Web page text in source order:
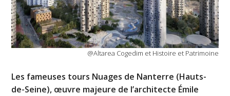
@Altarea Cogedim et Histoire et Patrimoine
Les fameuses tours Nuages de Nanterre (Hauts-
de-Seine), œuvre majeure de l’architecte Émile